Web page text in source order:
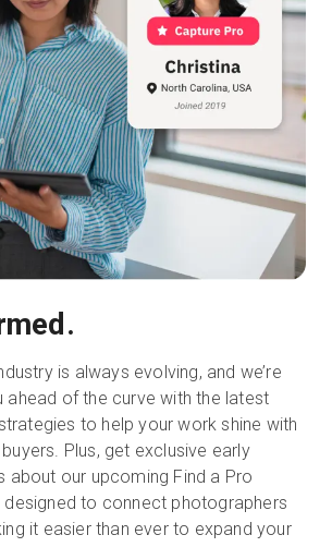
is always evolving, and we’re
ahead of the curve with the latest
to help your work shine with
Plus, get exclusive early
about our upcoming Find a Pro
to connect photographers
it easier than ever to expand your